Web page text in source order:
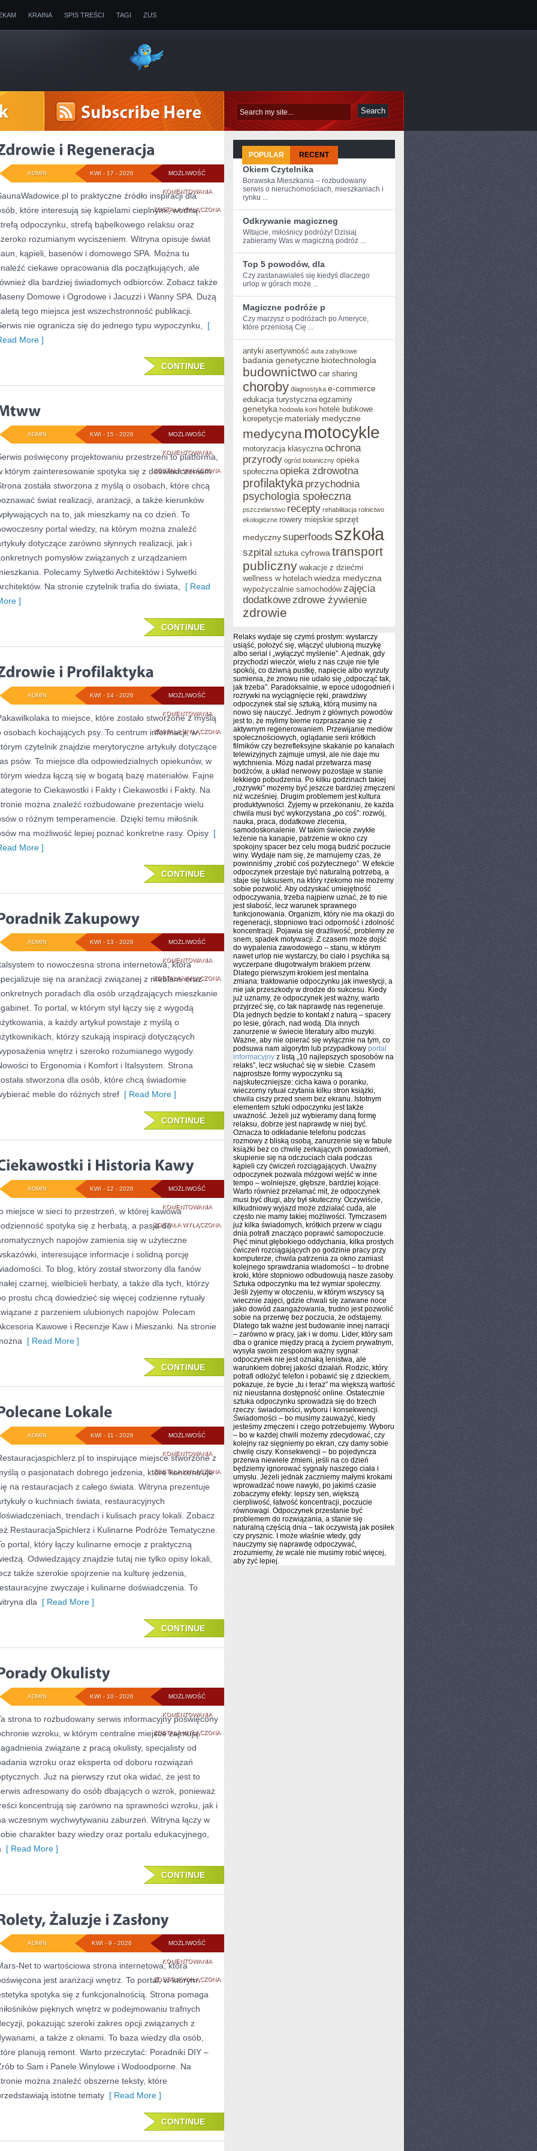
KRAINA SPIS TREŚCI TAGI ZUS
MOŻLIWOŚĆ
KOMENTOWANIAZDROWIE
I
REGENERACJA
ZOSTAŁA WYŁĄCZONA
KWI - 17 - 2026
ADMIN
to praktyczne źródło inspiracji dla
które interesują się kąpielami cieplnymi, wodną
odpoczynku, strefą bąbelkowego relaksu oraz
rozumianym wyciszeniem. Witryna opisuje świat
kąpieli, basenów i domowego SPA. Można tu
ciekawe opracowania dla początkujących, ale
dla bardziej świadomych odbiorców. Zobacz także
Domowe i Ogrodowe i Jacuzzi i Wanny SPA. Dużą
tego miejsca jest wszechstronność publikacji.
nie ogranicza się do jednego typu wypoczynku,
[
More ]
CONTINUE
MOŻLIWOŚĆ
KOMENTOWANIAMTWW
ZOSTAŁA WYŁĄCZONA
KWI - 15 - 2026
ADMIN
poświęcony projektowaniu przestrzeni to platforma,
którym zainteresowanie spotyka się z doświadczeniem.
została stworzona z myślą o osobach, które chcą
świat realizacji, aranżacji, a także kierunków
na to, jak mieszkamy na co dzień. To
portal wiedzy, na którym można znaleźć
dotyczące zarówno słynnych realizacji, jak i
pomysłów związanych z urządzaniem
Polecamy Sylwetki Architektów i Sylwetki
Na stronie czytelnik trafia do świata,
[ Read
]
CONTINUE
MOŻLIWOŚĆ
KOMENTOWANIAZDROWIE
I
PROFILAKTYKA
ZOSTAŁA WYŁĄCZONA
KWI - 14 - 2026
ADMIN
to miejsce, które zostało stworzone z myślą
osobach kochających psy. To centrum informacji, w
czytelnik znajdzie merytoryczne artykuły dotyczące
psów. To miejsce dla odpowiedzialnych opiekunów, w
wiedza łączą się w bogatą bazę materiałów. Fajne
to Ciekawostki i Fakty i Ciekawostki i Fakty. Na
można znaleźć rozbudowane prezentacje wielu
o różnym temperamencie. Dzięki temu miłośnik
ma możliwość lepiej poznać konkretne rasy. Opisy [
More ]
CONTINUE
MOŻLIWOŚĆ
KOMENTOWANIAPORADNIK
ZAKUPOWY
ZOSTAŁA WYŁĄCZONA
KWI - 13 - 2026
ADMIN
to nowoczesna strona internetowa, która
się na aranżacji związanej z meblami oraz
poradach dla osób urządzających mieszkanie
To portal, w którym styl łączy się z wygodą
a każdy artykuł powstaje z myślą o
którzy szukają inspiracji dotyczących
wnętrz i szeroko rozumianego wygody.
to Ergonomia i Komfort i Italsystem. Strona
stworzona dla osób, które chcą świadomie
meble do różnych stref [ Read More ]
CONTINUE
MOŻLIWOŚĆ
KOMENTOWANIACIEKAWOSTKI
I
HISTORIA
KAWY
ZOSTAŁA WYŁĄCZONA
KWI - 12 - 2026
ADMIN
miejsce w sieci to przestrzeń, w której kawowa
spotyka się z herbatą, a pasja do
napojów zamienia się w użyteczne
interesujące informacje i solidną porcję
To blog, który został stworzony dla fanów
czarnej, wielbicieli herbaty, a także dla tych, którzy
prostu chcą dowiedzieć się więcej codzienne rytuały
z parzeniem ulubionych napojów. Polecam
Kawowe i Recenzje Kaw i Mieszanki. Na stronie
[ Read More ]
CONTINUE
MOŻLIWOŚĆ
KOMENTOWANIAPOLECANE
LOKALE
ZOSTAŁA WYŁĄCZONA
KWI - 11 - 2026
ADMIN
to inspirujące miejsce stworzone z
o pasjonatach dobrego jedzenia, które koncentruje
na restauracjach z całego świata. Witryna prezentuje
o kuchniach świata, restauracyjnych
trendach i kulisach pracy lokali. Zobacz
RestauracjaSpichlerz i Kulinarne Podróże Tematyczne.
portal, który łączy kulinarne emocje z praktyczną
Odwiedzający znajdzie tutaj nie tylko opisy lokali,
także szerokie spojrzenie na kulturę jedzenia,
zwyczaje i kulinarne doświadczenia. To
dla [ Read More ]
CONTINUE
MOŻLIWOŚĆ
KOMENTOWANIAPORADY
OKULISTY
ZOSTAŁA WYŁĄCZONA
KWI - 10 - 2026
ADMIN
strona to rozbudowany serwis informacyjny poświęcony
wzroku, w którym centralne miejsce zajmują
związane z pracą okulisty, specjalisty od
wzroku oraz eksperta od doboru rozwiązań
Już na pierwszy rzut oka widać, że jest to
adresowany do osób dbających o wzrok, ponieważ
koncentrują się zarówno na sprawności wzroku, jak i
wczesnym wychwytywaniu zaburzeń. Witryna łączy w
charakter bazy wiedzy oraz portalu edukacyjnego,
[ Read More ]
CONTINUE
MOŻLIWOŚĆ
KOMENTOWANIAROLETY,
ŻALUZJE
ZASŁONY
ZOSTAŁA WYŁĄCZONA
KWI - 9 - 2026
ADMIN
Net to wartościowa strona internetowa, która
jest aranżacji wnętrz. To portal, w którym
spotyka się z funkcjonalnością. Strona pomaga
pięknych wnętrz w podejmowaniu trafnych
pokazując szeroki zakres opcji związanych z
a także z oknami. To baza wiedzy dla osób,
planują remont. Warto przeczytać: Poradniki DIY –
to Sam i Panele Winylowe i Wodoodporne. Na
można znaleźć obszerne teksty, które
istotne tematy [ Read More ]
CONTINUE
POPULAR RECENT
Okiem Czytelnika
Borawska Mieszkania – rozbudowany
serwis o nieruchomościach, mieszkaniach i
rynku ...
Odkrywanie magiczneg
Witajcie, miłośnicy podróży! Dzisiaj
zabieramy Was ​w magiczną podróż ...
Top 5 powodów, dla
Czy zastanawiałeś się kiedyś dlaczego⁤
urlop w górach może ...
Magiczne podróże p
Czy⁤ marzysz ​o podróżach po⁣ Ameryce,‌
które przeniosą ‍Cię ...
antyki asertywność auta zabytkowe
badania genetyczne biotechnologia
budownictwo car sharing
choroby diagnostyka e-commerce
edukacja turystyczna egzaminy
genetyka hodowla koni hotele butikowe
korepetycje materiały medyczne
medycyna motocykle
motoryzacja klasyczna ochrona
przyrody ogród botaniczny opieka
społeczna opieka zdrowotna
profilaktyka przychodnia
psychologia społeczna
pszczelarstwo recepty rehabilitacja rolnictwo
ekologiczne rowery miejskie sprzęt
medycznysuperfoods szkoła
szpital sztuka cyfrowa transport
publiczny wakacje z dziećmi
wellness w hotelach wiedza medyczna
wypożyczalnie samochodów zajęcia
dodatkowe zdrowe żywienie
zdrowie
Relaks wydaje się czymś prostym: wystarczy
usiąść, położyć się, włączyć ulubioną muzykę
albo serial i „wyłączyć myślenie”. A jednak, gdy
przychodzi wieczór, wielu z nas czuje nie tyle
spokój, co dziwną pustkę, napięcie albo wyrzuty
sumienia, że znowu nie udało się „odpocząć tak,
jak trzeba”. Paradoksalnie, w epoce udogodnień i
rozrywki na wyciągnięcie ręki, prawdziwy
odpoczynek stał się sztuką, którą musimy na
nowo się nauczyć. Jednym z głównych powodów
jest to, że mylimy bierne rozpraszanie się z
aktywnym regenerowaniem. Przewijanie mediów
społecznościowych, oglądanie serii krótkich
filmików czy bezrefleksyjne skakanie po kanałach
telewizyjnych zajmuje umysł, ale nie daje mu
wytchnienia. Mózg nadal przetwarza masę
bodźców, a układ nerwowy pozostaje w stanie
lekkiego pobudzenia. Po kilku godzinach takiej
„rozrywki” możemy być jeszcze bardziej zmęczeni
niż wcześniej. Drugim problemem jest kultura
produktywności. Żyjemy w przekonaniu, że każda
chwila musi być wykorzystana „po coś”: rozwój,
nauka, praca, dodatkowe zlecenia,
samodoskonalenie. W takim świecie zwykłe
leżenie na kanapie, patrzenie w okno czy
spokojny spacer bez celu mogą budzić poczucie
winy. Wydaje nam się, że marnujemy czas, że
powinniśmy „zrobić coś pożytecznego”. W efekcie
odpoczynek przestaje być naturalną potrzebą, a
staje się luksusem, na który rzekomo nie możemy
sobie pozwolić. Aby odzyskać umiejętność
odpoczywania, trzeba najpierw uznać, że to nie
jest słabość, lecz warunek sprawnego
funkcjonowania. Organizm, który nie ma okazji do
regeneracji, stopniowo traci odporność i zdolność
koncentracji. Pojawia się drażliwość, problemy ze
snem, spadek motywacji. Z czasem może dojść
do wypalenia zawodowego – stanu, w którym
nawet urlop nie wystarczy, bo ciało i psychika są
wyczerpane długotrwałym brakiem przerw.
Dlatego pierwszym krokiem jest mentalna
zmiana: traktowanie odpoczynku jak inwestycji, a
nie jak przeszkody w drodze do sukcesu. Kiedy
już uznamy, że odpoczynek jest ważny, warto
przyjrzeć się, co tak naprawdę nas regeneruje.
Dla jednych będzie to kontakt z naturą – spacery
po lesie, górach, nad wodą. Dla innych
zanurzenie w świecie literatury albo muzyki.
Ważne, aby nie opierać się wyłącznie na tym, co
podsuwa nam algorytm lub przypadkowy portal
informacyjny z listą „10 najlepszych sposobów na
relaks”, lecz wsłuchać się w siebie. Czasem
najprostsze formy wypoczynku są
najskuteczniejsze: cicha kawa o poranku,
wieczorny rytuał czytania kilku stron książki,
chwila ciszy przed snem bez ekranu. Istotnym
elementem sztuki odpoczynku jest także
uważność. Jeżeli już wybieramy daną formę
relaksu, dobrze jest naprawdę w niej być.
Oznacza to odkładanie telefonu podczas
rozmowy z bliską osobą, zanurzenie się w fabule
książki bez co chwilę zerkających powiadomień,
skupienie się na odczuciach ciała podczas
kąpieli czy ćwiczeń rozciągających. Uważny
odpoczynek pozwala mózgowi wejść w inne
tempo – wolniejsze, głębsze, bardziej kojące.
Warto również przełamać mit, że odpoczynek
musi być długi, aby był skuteczny. Oczywiście,
kilkudniowy wyjazd może zdziałać cuda, ale
często nie mamy takiej możliwości. Tymczasem
już kilka świadomych, krótkich przerw w ciągu
dnia potrafi znacząco poprawić samopoczucie.
Pięć minut głębokiego oddychania, kilka prostych
ćwiczeń rozciągających po godzinie pracy przy
komputerze, chwila patrzenia za okno zamiast
kolejnego sprawdzania wiadomości – to drobne
kroki, które stopniowo odbudowują nasze zasoby.
Sztuka odpoczynku ma też wymiar społeczny.
Jeśli żyjemy w otoczeniu, w którym wszyscy są
wiecznie zajęci, gdzie chwali się zarwane noce
jako dowód zaangażowania, trudno jest pozwolić
sobie na przerwę bez poczucia, że odstajemy.
Dlatego tak ważne jest budowanie innej narracji
– zarówno w pracy, jak i w domu. Lider, który sam
dba o granice między pracą a życiem prywatnym,
wysyła swoim zespołom ważny sygnał:
odpoczynek nie jest oznaką lenistwa, ale
warunkiem dobrej jakości działań. Rodzic, który
potrafi odłożyć telefon i pobawić się z dzieckiem,
pokazuje, że bycie „tu i teraz” ma większą wartość
niż nieustanna dostępność online. Ostatecznie
sztuka odpoczynku sprowadza się do trzech
rzeczy: świadomości, wyboru i konsekwencji.
Świadomości – bo musimy zauważyć, kiedy
jesteśmy zmęczeni i czego potrzebujemy. Wyboru
– bo w każdej chwili możemy zdecydować, czy
kolejny raz sięgniemy po ekran, czy damy sobie
chwilę ciszy. Konsekwencji – bo pojedyncza
przerwa niewiele zmieni, jeśli na co dzień
będziemy ignorować sygnały naszego ciała i
umysłu. Jeżeli jednak zaczniemy małymi krokami
wprowadzać nowe nawyki, po jakimś czasie
zobaczymy efekty: lepszy sen, większą
cierpliwość, łatwość koncentracji, poczucie
równowagi. Odpoczynek przestanie być
problemem do rozwiązania, a stanie się
naturalną częścią dnia – tak oczywistą jak posiłek
czy prysznic. I może właśnie wtedy, gdy
nauczymy się naprawdę odpoczywać,
zrozumiemy, że wcale nie musimy robić więcej,
aby żyć lepiej.